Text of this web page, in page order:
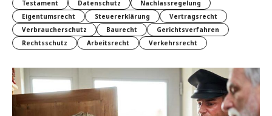
Testament
Datenschutz
Nachlassregelung
Eigentumsrecht
Steuererklärung
Vertragsrecht
Verbraucherschutz
Baurecht
Gerichtsverfahren
Rechtsschutz
Arbeitsrecht Verkehrsrecht